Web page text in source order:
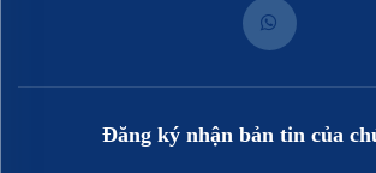
Đăng ký nhận bản tin của